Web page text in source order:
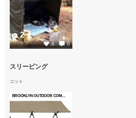
6 0
2
スリーピング
コット
BROOKLYN OUTDOOR COMPANY (BOC)